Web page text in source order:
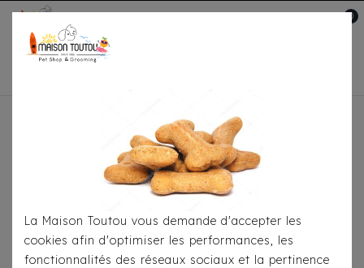
0
Pour S'habiller Imperméables
Milk & Pepper Spencer Doré
La Maison Toutou vous demande d'accepter les
cookies afin d'optimiser les performances, les
fonctionnalités des réseaux sociaux et la pertinence